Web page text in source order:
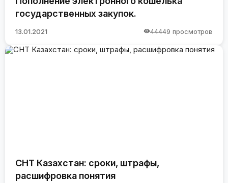
государственных закупок.
13.01.2021 44449 просмотров
СНТ Казахстан: сроки, штрафы,
расшифровка понятия